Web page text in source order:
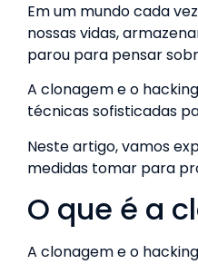
Em um mundo cada
nossas vidas,
parou para pensar
A clonagem e o
técnicas sofisticadas
Neste artigo, vamos
medidas tomar para
O que é a
A clonagem e o